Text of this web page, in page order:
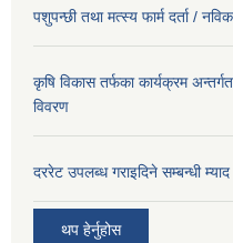
पशुपन्छी तथा मत्स्य फार्म दर्ता /
कृषि विकास तर्फका कार्यक्रम
विवरण
दररेट उपलब्ध गराइदिने सम्बन्धी
थप हेर्नुहोस